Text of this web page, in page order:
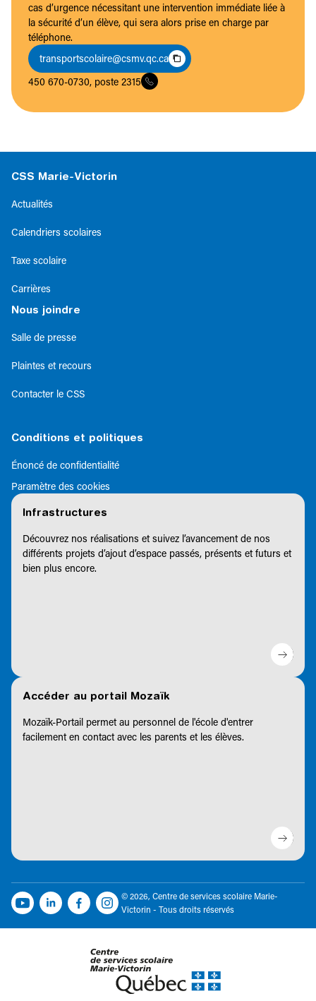
cas d’urgence nécessitant une intervention immédiate liée à
la sécurité d’un élève, qui sera alors prise en charge par
téléphone.
transportscolaire@csmv.qc.ca
450 670-0730, poste 2315
CSS Marie-Victorin
Actualités
Calendriers scolaires
Taxe scolaire
Carrières
Nous joindre
Salle de presse
Plaintes et recours
Contacter le CSS
Conditions et politiques
Énoncé de confidentialité
Paramètre des cookies
Infrastructures
Découvrez nos réalisations et suivez l’avancement de nos
différents projets d’ajout d’espace passés, présents et futurs et
bien plus encore.
Accéder au portail Mozaïk
Mozaïk-Portail permet au personnel de l'école d'entrer
facilement en contact avec les parents et les élèves.
© 2026, Centre de services scolaire Marie-
Victorin - Tous droits réservés